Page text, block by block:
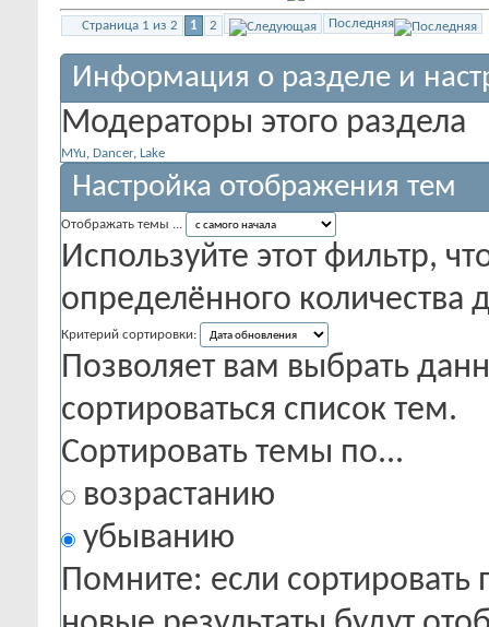
Страница 1 из 2 1 2 Последняя
Информация о разделе и
Модераторы этого раздела
MYu, Dancer, Lake
Настройка отображения тем
Отображать темы ...
Используйте этот фильтр,
определённого количества
Критерий сортировки:
Позволяет вам выбрать
сортироваться список тем.
Сортировать темы по...
возрастанию
убыванию
Помните: если